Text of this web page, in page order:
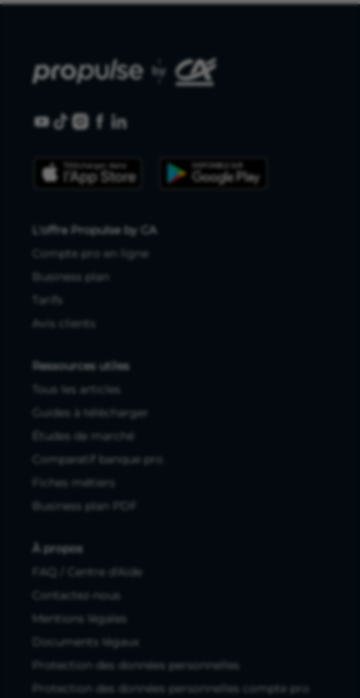
L'offre Propulse by CA
Compte pro en ligne
Business plan
Tarifs
Avis clients
Ressources utiles
Tous les articles
Guides à télécharger
Études de marché
Comparatif banque pro
Fiches métiers
Business plan PDF
À propos
FAQ / Centre d'Aide
Contactez-nous
Mentions légales
Documents légaux
Protection des données personnelles
Protection des données personnelles compte pro